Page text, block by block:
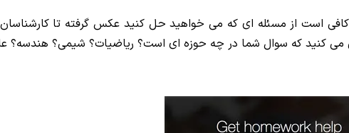
است از مسئله ای که می خواهید حل کنید عکس گرفته تا
کنید که سوال شما در چه حوزه ای است؟ ریاضیات؟ شیمی؟ هندسه؟